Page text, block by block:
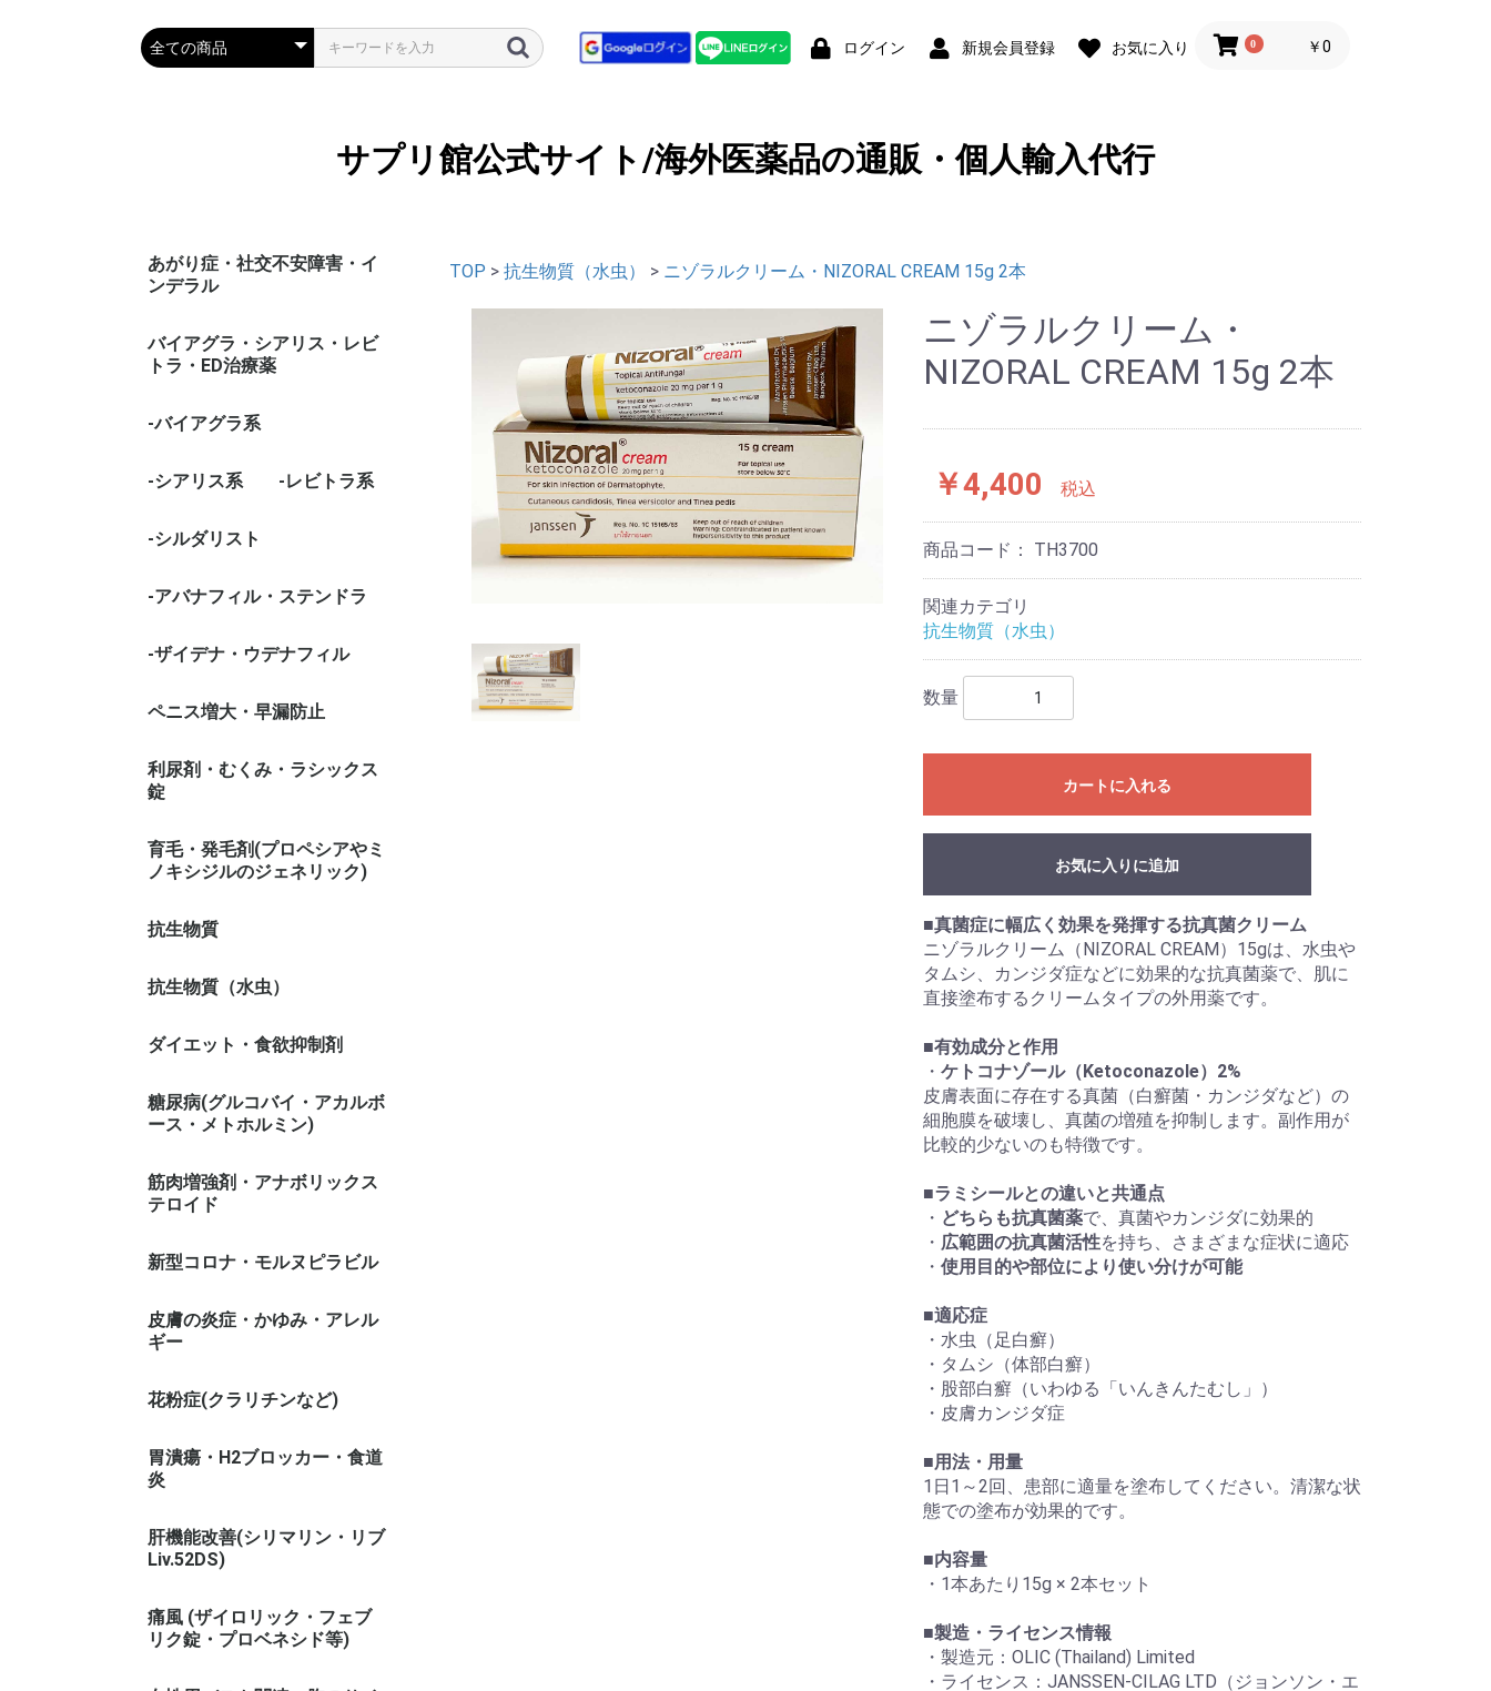
ログイン 新規会員登録 お気に入り 0 ￥0
サプリ館公式サイト/海外医薬品の通販・個人輸入代行
あがり症・社交不安障害・イ
ンデラル
バイアグラ・シアリス・レビ
トラ・ED治療薬
-バイアグラ系
-シアリス系 -レビトラ系
-シルダリスト
-アバナフィル・ステンドラ
-ザイデナ・ウデナフィル
ペニス増大・早漏防止
利尿剤・むくみ・ラシックス
錠
育毛・発毛剤(プロペシアやミ
ノキシジルのジェネリック)
抗生物質
抗生物質（水虫）
ダイエット・食欲抑制剤
糖尿病(グルコバイ・アカルボ
ース・メトホルミン)
筋肉増強剤・アナボリックス
テロイド
新型コロナ・モルヌピラビル
皮膚の炎症・かゆみ・アレル
ギー
花粉症(クラリチンなど)
胃潰瘍・H2ブロッカー・食道
炎
肝機能改善(シリマリン・リブ
Liv.52DS)
痛風 (ザイロリック・フェブ
リク錠・プロベネシド等)
TOP > 抗生物質（水虫） > ニゾラルクリーム・NIZORAL CREAM 15g 2本
ニゾラルクリーム・
NIZORAL CREAM 15g 2本
￥4,400 税込
商品コード： TH3700
関連カテゴリ
抗生物質（水虫）
数量
カートに入れる
お気に入りに追加
■真菌症に幅広く効果を発揮する抗真菌クリーム
ニゾラルクリーム（NIZORAL CREAM）15gは、水虫や
タムシ、カンジダ症などに効果的な抗真菌薬で、肌に
直接塗布するクリームタイプの外用薬です。
■有効成分と作用
・ ケトコナゾール（Ketoconazole）2%
皮膚表面に存在する真菌（白癬菌・カンジダなど）の
細胞膜を破壊し、真菌の増殖を抑制します。副作用が
比較的少ないのも特徴です。
■ラミシールとの違いと共通点
・ どちらも抗真菌薬で、真菌やカンジダに効果的
・ 広範囲の抗真菌活性を持ち、さまざまな症状に適応
・ 使用目的や部位により使い分けが可能
■適応症
・水虫（足白癬）
・タムシ（体部白癬）
・股部白癬（いわゆる「いんきんたむし」）
・皮膚カンジダ症
■用法・用量
1日1～2回、患部に適量を塗布してください。清潔な状
態での塗布が効果的です。
■内容量
・1本あたり15g × 2本セット
■製造・ライセンス情報
・製造元：OLIC (Thailand) Limited
・ライセンス：JANSSEN-CILAG LTD（ジョンソン・エ